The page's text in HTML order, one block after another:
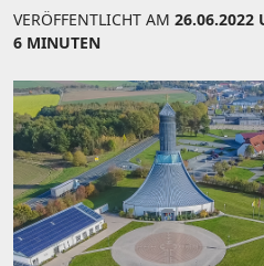
VERÖFFENTLICHT AM 26.06.2022
6 MINUTEN